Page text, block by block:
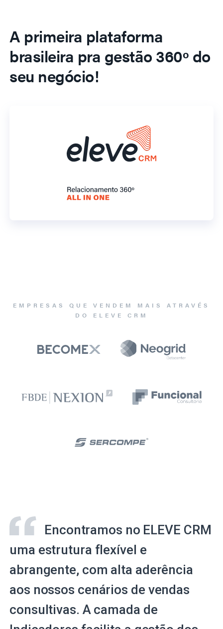
A primeira plataforma
brasileira pra gestão 360º do
seu negócio!
EMPRESAS QUE VENDEM MAIS ATRAVÉS
DO ELEVE CRM
Encontramos no ELEVE CRM
uma estrutura flexível e
abrangente, com alta aderência
aos nossos cenários de vendas
consultivas. A camada de